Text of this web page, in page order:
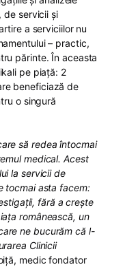
de servicii și
a serviciilor nu
– practic,
părinte. În aceasta
pe piață: 2
beneficiază de
o singură
să redea întocmai
medical. Acest
la servicii de
tocmai asta facem:
fără a crește
românească, un
ne bucurăm că l-
Clinicii
medic fondator